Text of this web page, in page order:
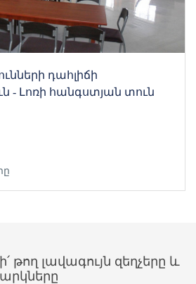
դահլիճի
- Լոռի հանգստյան տուն
թող լավագույն զեղչերը և